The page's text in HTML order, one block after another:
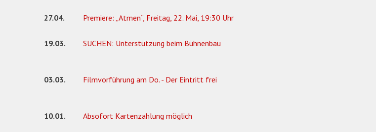
27.04. Premiere: „Atmen“, Freitag, 22. Mai, 19:30 Uhr
19.03. SUCHEN: Unterstützung beim Bühnenbau
03.03. Filmvorführung am Do. - Der Eintritt frei
10.01. Absofort Kartenzahlung möglich